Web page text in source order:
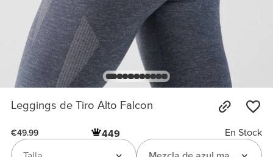
Leggings de Tiro Alto Falcon
€49.99 449
En Stock